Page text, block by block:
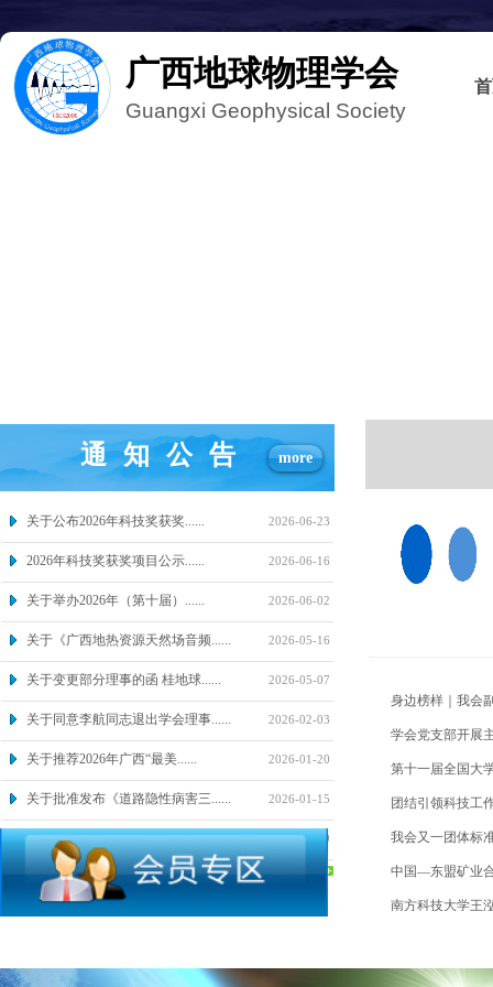
广西地球物理学会
Guangxi Geophysical Society
身边榜样｜我会
学会党支部开展
第十一届全国大
团结引领科技工
我会又一团体标
中国—东盟矿业
南方科技大学王
关于公布2026年科技奖获奖...... 2026-06-23
2026年科技奖获奖项目公示...... 2026-06-16
关于举办2026年（第十届）...... 2026-06-02
关于《广西地热资源天然场音频...... 2026-05-16
关于变更部分理事的函 桂地球...... 2026-05-07
关于同意李航同志退出学会理事...... 2026-02-03
关于推荐2026年广西“最美...... 2026-01-20
关于批准发布《道路隐性病害三...... 2026-01-15
关于第九届广西大学生地球物理...... 2025-12-29
more
通知公告